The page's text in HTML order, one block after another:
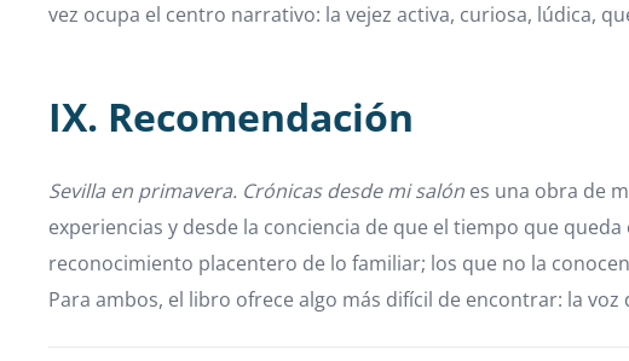
vez ocupa el centro narrativo: la vejez activa, curiosa, lúdica,
IX. Recomendación
Sevilla en primavera. Crónicas desde mi salón es una obra de
experiencias y desde la conciencia de que el tiempo que
reconocimiento placentero de lo familiar; los que no la
Para ambos, el libro ofrece algo más difícil de encontrar: la